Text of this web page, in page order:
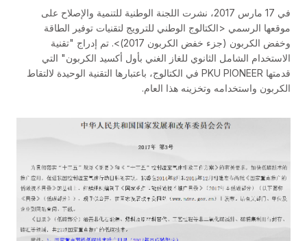
في 17 مارس 2017، نشرت اللجنة الوطنية للتنمية والإصلاح على
موقعها الرسمي <الكتالوج الوطني للترويج لتقنيات توفير الطاقة
وخفض الكربون (جزء خفض الكربون 2017)>. تم إدراج "تقنية
الاستخدام الشامل الثانوي للغاز الغني بأول أكسيد الكربون" التي
قدمتها PKU PIONEER في الكتالوج، باعتبارها التقنية الوحيدة لالتقاط
الكربون واستخدامه وتخزينه هذا العام.